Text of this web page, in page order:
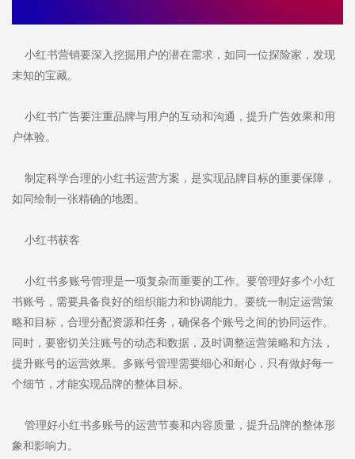
小红书营销要深入挖掘用户的潜在需求，如同一位探险家，发现
未知的宝藏。
小红书广告要注重品牌与用户的互动和沟通，提升广告效果和用
户体验。
制定科学合理的小红书运营方案，是实现品牌目标的重要保障，
如同绘制一张精确的地图。
小红书获客
小红书多账号管理是一项复杂而重要的工作。要管理好多个小红
书账号，需要具备良好的组织能力和协调能力。要统一制定运营策
略和目标，合理分配资源和任务，确保各个账号之间的协同运作。
同时，要密切关注账号的动态和数据，及时调整运营策略和方法，
提升账号的运营效果。多账号管理需要细心和耐心，只有做好每一
个细节，才能实现品牌的整体目标。
管理好小红书多账号的运营节奏和内容质量，提升品牌的整体形
象和影响力。